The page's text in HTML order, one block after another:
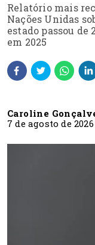
Relatório mais
Nações Unidas
estado passou de
em 2025
Caroline
7 de agosto de 2026